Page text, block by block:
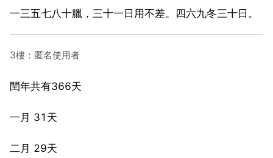
一三五七八十臘，三十一日用不差。四六九冬三十日。
3樓：匿名使用者
閏年共有366天
一月 31天
二月 29天